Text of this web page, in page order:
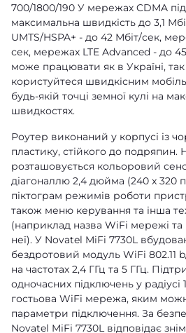
700/1800/190 У мережах CDMA
максимальна швидкість до 3,1
UMTS/HSPA+ - до 42 Мбіт/сек,
сек, мережах LTE Advanced - до
може працювати як в Україні, так
користуйтеся швидкісним
будь-якій точці земної кулі на
швидкостях.
Роутер виконаний у корпусі із
пластику, стійкого до подряпин.
розташовується кольоровий
діагоналлю 2,4 дюйма (240 x 320
піктограм режимів роботи
також меню керування та інша
(наприклад назва WiFi мережі
неї). У Novatel MiFi 7730L
бездротовий модуль WiFi 802.11
на частотах 2,4 ГГц та 5 ГГц.
одночасних підключень у радіусі
гостьова WiFi мережа, яким
параметри підключення. За
Novatel MiFi 7730L відповідає